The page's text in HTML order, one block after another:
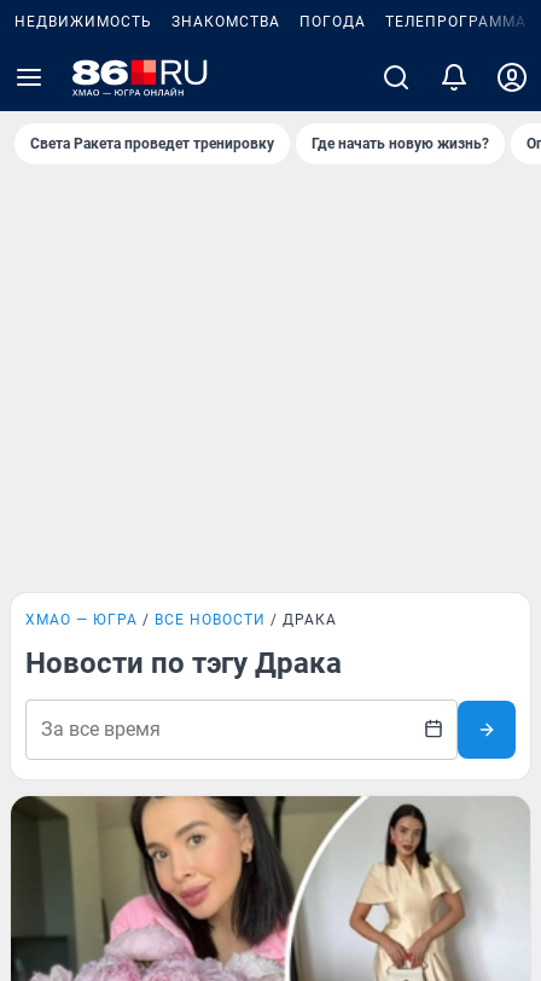
НЕДВИЖИМОСТЬ ЗНАКОМСТВА ПОГОДА ТЕЛЕПРОГРАММА
Света Ракета проведет тренировку Где начать новую жизнь?
ХМАО — ЮГРА ВСЕ НОВОСТИ ДРАКА
Новости по тэгу Драка